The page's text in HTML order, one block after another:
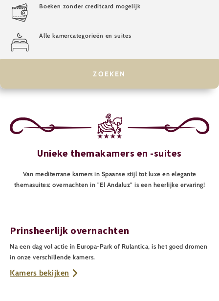
Boeken zonder creditcard mogelijk
Alle kamercategorieën en suites
Unieke themakamers en -suites
Van mediterrane kamers in Spaanse stijl tot luxe en elegante
themasuites: overnachten in "El Andaluz" is een heerlijke ervaring!
Prinsheerlijk overnachten
Na een dag vol actie in Europa-Park of Rulantica, is het goed dromen
in onze verschillende kamers.
Kamers bekijken